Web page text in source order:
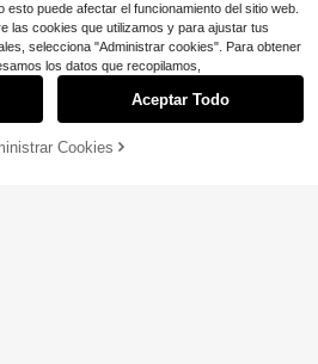
DESCUENTO! AÑADIR A LA BOLSA
puede afectar el funcionamiento del sitio web.
las cookies que utilizamos y para ajustar tus
selecciona "Administrar cookies". Para obtener
los datos que recopilamos,
Aceptar Todo
Cookies